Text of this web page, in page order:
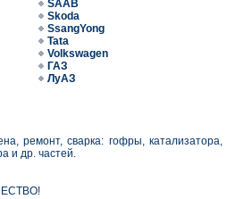
SAAB
Skoda
SsangYong
Tata
Volkswagen
ГАЗ
ЛуАЗ
ремонт, сварка: гофры, катализатора,
и др. частей.